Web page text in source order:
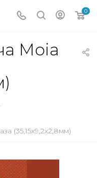
0
Moia
(35,15х9,2х2,8мм)